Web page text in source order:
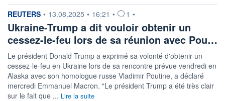
information fournie par
REUTERS • 13.08.2025 • 16:21 • 1 •
Ukraine-Trump a dit vouloir obtenir un
cessez-le-feu lors de sa réunion avec Pou…
Le président Donald Trump a exprimé sa volonté d'obtenir un
cessez-le-feu en Ukraine lors de sa rencontre prévue vendredi en
Alaska avec son homologue russe Vladimir Poutine, a déclaré
mercredi Emmanuel Macron. "Le président Trump a été très clair
sur le fait que ... Lire la suite